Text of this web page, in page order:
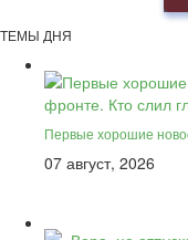
ТЕМЫ ДНЯ
Первые хорошие
07 август, 2026